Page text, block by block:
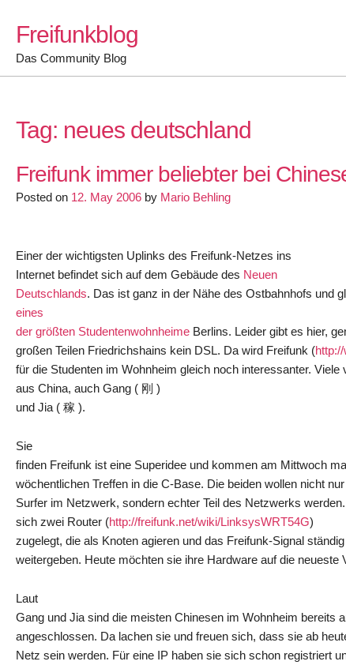
content
Freifunkblog
Das Community Blog
Tag: neues deutschland
Freifunk immer beliebter bei
Posted on 12. May 2006 by Mario Behling
Einer der wichtigsten Uplinks des Freifunk-Netzes ins
Internet befindet sich auf dem Gebäude des Neuen
Deutschlands. Das ist ganz in der Nähe des Ostbahnhofs und
eines
der größten Studentenwohnheime Berlins. Leider gibt es hier,
großen Teilen Friedrichshains kein DSL. Da wird Freifunk (
für die Studenten im Wohnheim gleich noch interessanter. Viele
aus China, auch Gang ( 刚 )
und Jia ( 稼 ).
Sie
finden Freifunk ist eine Superidee und kommen am Mittwoch
wöchentlichen Treffen in die C-Base. Die beiden wollen nicht
Surfer im Netzwerk, sondern echter Teil des Netzwerks
sich zwei Router (http://freifunk.net/wiki/LinksysWRT54G)
zugelegt, die als Knoten agieren und das Freifunk-Signal
weitergeben. Heute möchten sie ihre Hardware auf die neueste
Laut
Gang und Jia sind die meisten Chinesen im Wohnheim bereits
angeschlossen. Da lachen sie und freuen sich, dass sie ab
Netz sein werden. Für eine IP haben sie sich schon registriert